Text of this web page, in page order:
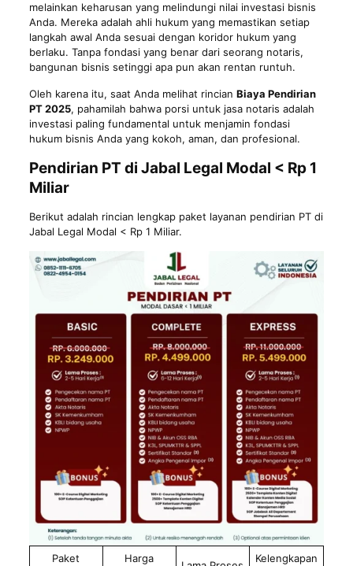
melainkan keharusan yang melindungi nilai investasi bisnis
Anda. Mereka adalah ahli hukum yang memastikan setiap
langkah awal Anda sesuai dengan koridor hukum yang
berlaku. Tanpa fondasi yang benar dari seorang notaris,
bangunan bisnis setinggi apa pun akan rentan runtuh.
Oleh karena itu, saat Anda melihat rincian Biaya Pendirian
PT 2025, pahamilah bahwa porsi untuk jasa notaris adalah
investasi paling fundamental untuk menjamin fondasi
hukum bisnis Anda yang kokoh, aman, dan profesional.
Pendirian PT di Jabal Legal Modal < Rp 1
Miliar
Berikut adalah rincian lengkap paket layanan pendirian PT di
Jabal Legal Modal < Rp 1 Miliar.
Paket Harga Kelengkapan